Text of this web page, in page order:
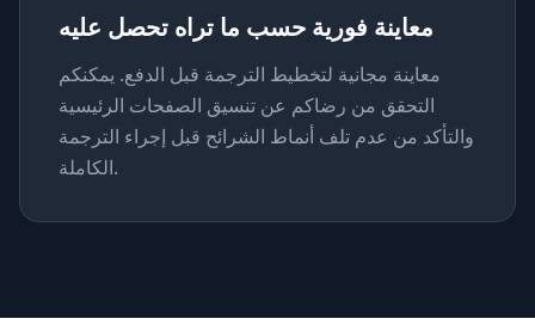
معاينة فورية حسب ما تراه تحصل عليه
معاينة مجانية لتخطيط الترجمة قبل الدفع. يمكنكم
التحقق من رضاكم عن تنسيق الصفحات الرئيسية
والتأكد من عدم تلف أنماط الشرائح قبل إجراء الترجمة
الكاملة.